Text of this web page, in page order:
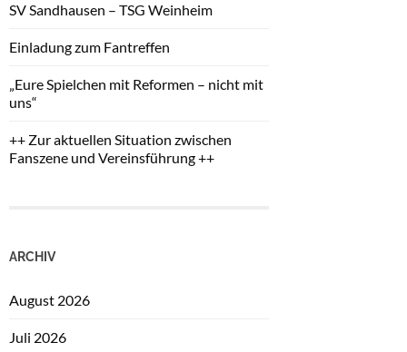
SV Sandhausen – TSG Weinheim
Einladung zum Fantreffen
„Eure Spielchen mit Reformen – nicht mit
uns“
++ Zur aktuellen Situation zwischen
Fanszene und Vereinsführung ++
ARCHIV
August 2026
Juli 2026